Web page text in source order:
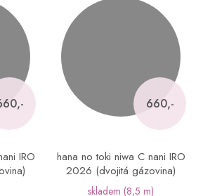
IRO
660,-
hana no toki niwa C nani IRO
2026 (dvojitá gázovina)
skladem (8,5 m)